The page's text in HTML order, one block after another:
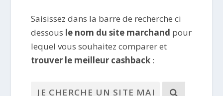
Saisissez dans la barre de recherche ci
dessous le nom du site marchand pour
lequel vous souhaitez comparer et
trouver le meilleur cashback :